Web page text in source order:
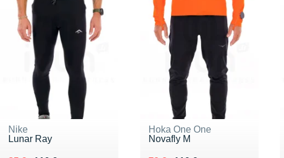
Nike
Lunar Ray
Hoka One One
Novafly M